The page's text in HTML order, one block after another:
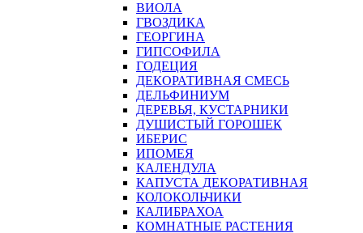
ВИОЛА
ГВОЗДИКА
ГЕОРГИНА
ГИПСОФИЛА
ГОДЕЦИЯ
ДЕКОРАТИВНАЯ СМЕСЬ
ДЕЛЬФИНИУМ
ДЕРЕВЬЯ, КУСТАРНИКИ
ДУШИСТЫЙ ГОРОШЕК
ИБЕРИС
ИПОМЕЯ
КАЛЕНДУЛА
КАПУСТА ДЕКОРАТИВНАЯ
КОЛОКОЛЬЧИКИ
КАЛИБРАХОА
КОМНАТНЫЕ РАСТЕНИЯ